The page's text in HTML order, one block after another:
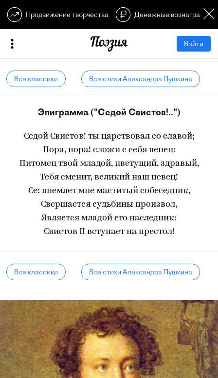
Продвижение творчества Денежные
Войти
Все классики Все стихи Александра Пушкина
Эпиграмма ("Седой Свистов!..")
Седой Свистов! ты царствовал со славой;
Пора, пора! сложи с себя венец:
Питомец твой младой, цветущий, здравый,
Тебя сменит, великий наш певец!
Се: внемлет мне маститый собеседник,
Свершается судьбины произвол,
Является младой его наследник:
Свистов II вступает на престол!
Все классики Все стихи Александра Пушкина